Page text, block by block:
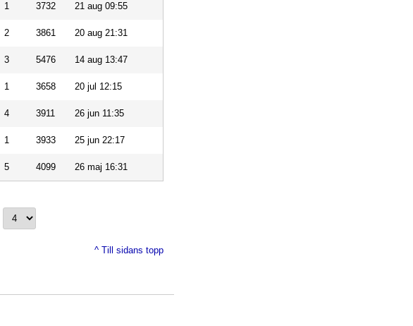
1 3732 21 aug 09:55
2 3861 20 aug 21:31
3 5476 14 aug 13:47
1 3658 20 jul 12:15
4 3911 26 jun 11:35
1 3933 25 jun 22:17
5 4099 26 maj 16:31
^ Till sidans topp